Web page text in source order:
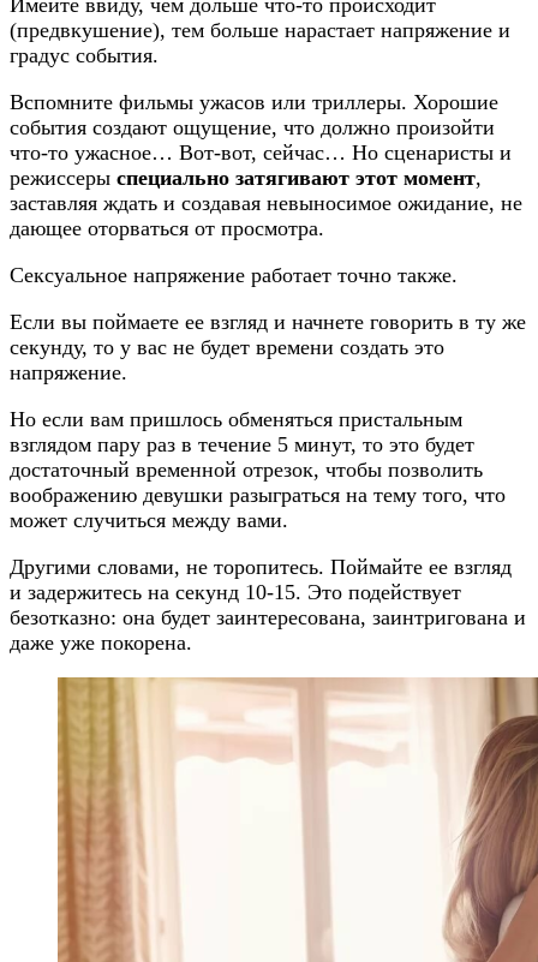
Имейте ввиду, чем дольше что-то происходит
(предвкушение), тем больше нарастает напряжение и
градус события.
Вспомните фильмы ужасов или триллеры. Хорошие
события создают ощущение, что должно произойти
что-то ужасное… Вот-вот, сейчас… Но сценаристы и
режиссеры специально затягивают этот момент,
заставляя ждать и создавая невыносимое ожидание, не
дающее оторваться от просмотра.
Сексуальное напряжение работает точно также.
Если вы поймаете ее взгляд и начнете говорить в ту же
секунду, то у вас не будет времени создать это
напряжение.
Но если вам пришлось обменяться пристальным
взглядом пару раз в течение 5 минут, то это будет
достаточный временной отрезок, чтобы позволить
воображению девушки разыграться на тему того, что
может случиться между вами.
Другими словами, не торопитесь. Поймайте ее взгляд
и задержитесь на секунд 10-15. Это подействует
безотказно: она будет заинтересована, заинтригована и
даже уже покорена.